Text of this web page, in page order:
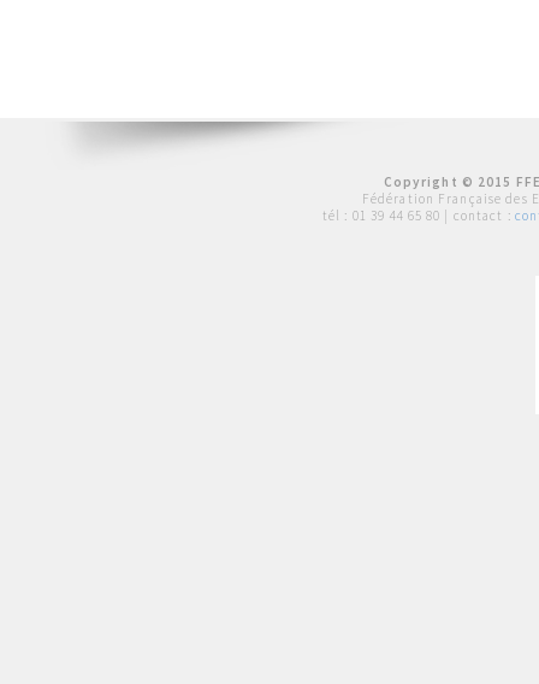
Copyright © 2015
Fédération Française des
tél : 01 39 44 65 80 | contact :